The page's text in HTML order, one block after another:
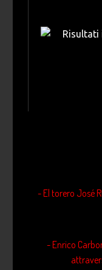
- El torero José
- Enrico